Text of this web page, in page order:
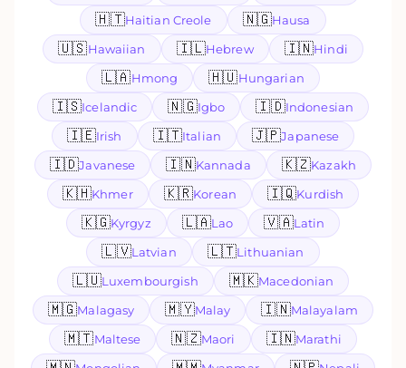
🇭🇹Haitian Creole 🇳🇬Hausa
🇺🇸Hawaiian 🇮🇱Hebrew 🇮🇳Hindi
🇱🇦Hmong 🇭🇺Hungarian
🇮🇸Icelandic 🇳🇬Igbo 🇮🇩Indonesian
🇮🇪Irish 🇮🇹Italian 🇯🇵Japanese
🇮🇩Javanese 🇮🇳Kannada 🇰🇿Kazakh
🇰🇭Khmer 🇰🇷Korean 🇮🇶Kurdish
🇰🇬Kyrgyz 🇱🇦Lao 🇻🇦Latin
🇱🇻Latvian 🇱🇹Lithuanian
🇱🇺Luxembourgish 🇲🇰Macedonian
🇲🇬Malagasy 🇲🇾Malay 🇮🇳Malayalam
🇲🇹Maltese 🇳🇿Maori 🇮🇳Marathi